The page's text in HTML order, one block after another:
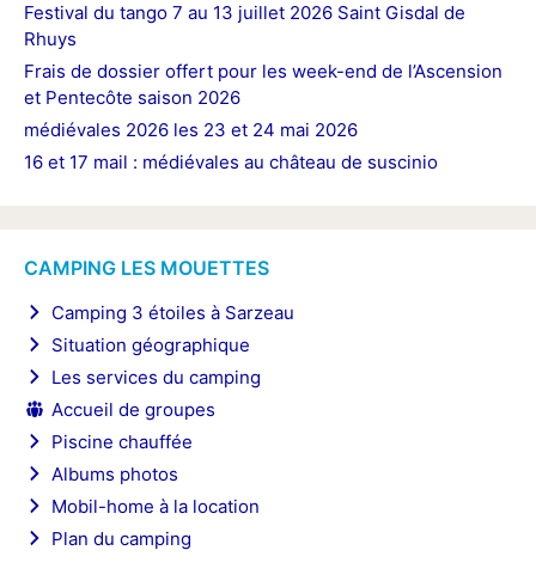
Festival du tango 7 au 13 juillet 2026 Saint Gisdal de
Rhuys
Frais de dossier offert pour les week-end de l’Ascension
et Pentecôte saison 2026
médiévales 2026 les 23 et 24 mai 2026
16 et 17 mail : médiévales au château de suscinio
CAMPING LES MOUETTES
Camping 3 étoiles à Sarzeau
Situation géographique
Les services du camping
Accueil de groupes
Piscine chauffée
Albums photos
Mobil-home à la location
Plan du camping